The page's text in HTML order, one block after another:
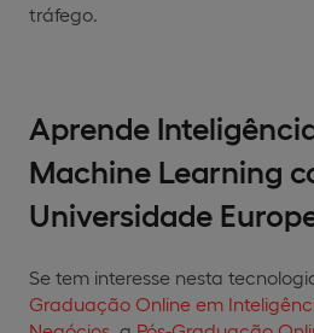
tráfego.
Aprende
Machine Learning
Universidade
Se tem interesse nesta
Graduação Online em